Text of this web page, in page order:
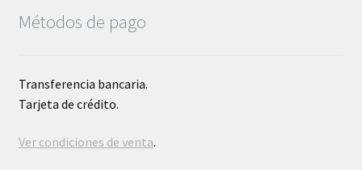
Métodos de pago
Transferencia bancaria.
Tarjeta de crédito.
Ver condiciones de venta.